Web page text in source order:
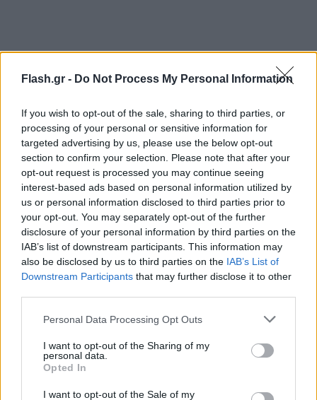
Flash.gr - Do Not Process My Personal Information
If you wish to opt-out of the sale, sharing to third parties, or
processing of your personal or sensitive information for
targeted advertising by us, please use the below opt-out
section to confirm your selection. Please note that after your
opt-out request is processed you may continue seeing
interest-based ads based on personal information utilized by
us or personal information disclosed to third parties prior to
your opt-out. You may separately opt-out of the further
disclosure of your personal information by third parties on the
IAB’s list of downstream participants. This information may
also be disclosed by us to third parties on the IAB’s List of
Downstream Participants that may further disclose it to other
Please note that this website/app uses one or more Google
not limited to your visit or usage behaviour. You may click to
grant or deny consent to Google and its third-party tags to
use your data for below specified purposes in below Google
consent section.
Personal Data Processing Opt Outs
I want to opt-out of the Sharing of my
personal data.
Opted In
I want to opt-out of the Sale of my